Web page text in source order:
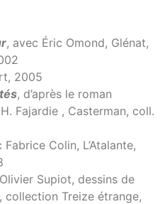
, avec Éric Omond, Glénat,
2005
, d’après le roman
Fajardie , Casterman, coll.
Fabrice Colin, L’Atalante,
Supiot, dessins de
collection Treize étrange,